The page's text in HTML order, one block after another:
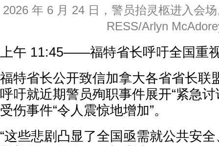
2026 年 6 月 24 日，警员抬灵柩进入会
RESS/Arlyn
上午 11:45——福特省长呼吁全国重
福特省长公开致信加拿大各省省长联
呼吁就近期警员殉职事件展开“紧急
受伤事件“令人震惊地增加”。
“这些悲剧凸显了全国亟需就公共安